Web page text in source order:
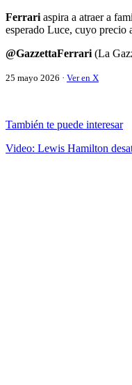
Ferrari aspira a atraer a
esperado Luce, cuyo precio
@GazzettaFerrari (La
25 mayo 2026 · Ver en X
También te puede interesar
Video: Lewis Hamilton